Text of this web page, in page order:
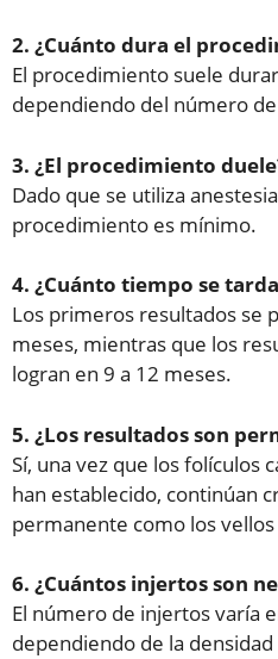
2. ¿Cuánto dura el
El procedimiento suele
dependiendo del número
3. ¿El procedimiento
Dado que se utiliza
procedimiento es mínimo.
4. ¿Cuánto tiempo se
Los primeros resultados se
meses, mientras que los
logran en 9 a 12 meses.
5. ¿Los resultados son
Sí, una vez que los folículos
han establecido, continúan
permanente como los
6. ¿Cuántos injertos son
El número de injertos varía
dependiendo de la densidad